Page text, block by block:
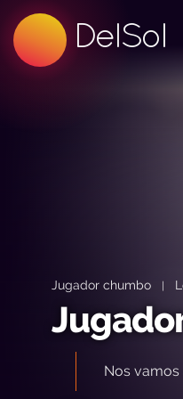
DelSol
99.5 FM
Jugador chumbo|
Nos